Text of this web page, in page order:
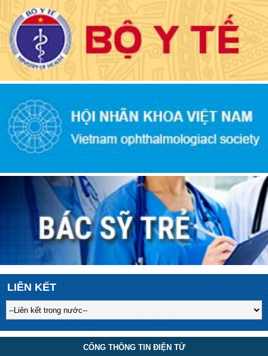
LIÊN KẾT
CỔNG THÔNG TIN ĐIỆN TỬ